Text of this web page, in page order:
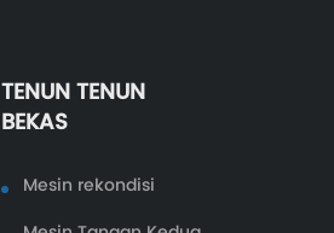
TENUN TENUN
BEKAS
Mesin rekondisi